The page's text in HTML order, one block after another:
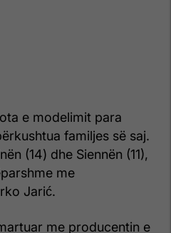
e modelimit para
familjes së saj.
(14) dhe Siennën (11),
me
Jarić.
me producentin e